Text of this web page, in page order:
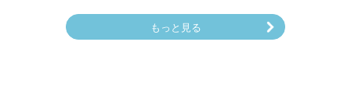
もっと見る